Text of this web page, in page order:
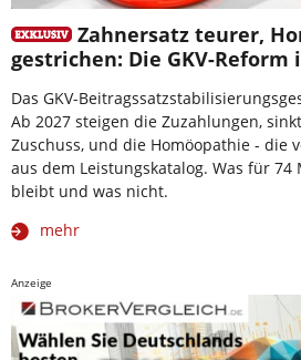
Zahnersatz teurer,
gestrichen: Die GKV-
Das GKV-
Ab 2027 steigen die Zuzahlungen,
Zuschuss, und die Homöopathie - die
aus dem Leistungskatalog. Was für
bleibt und was nicht.
mehr
Anzeige